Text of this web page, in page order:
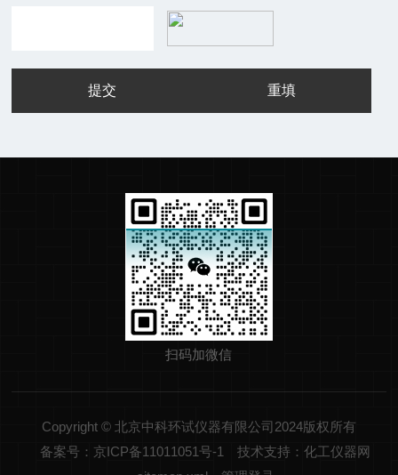
扫码加微信
Copyright © 北京中科环试仪器有限公司2024版权所有
备案号：京ICP备11011051号-1
技术支持：化工仪器网